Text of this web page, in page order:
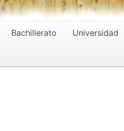
Bachillerato Universidad